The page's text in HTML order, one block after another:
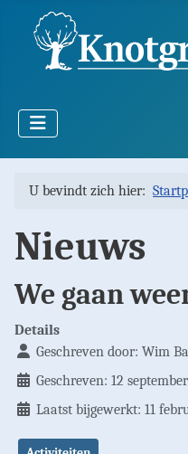
U bevindt zich hier:
Nieuws
We gaan
Details
Geschreven door: Wim
Geschreven: 12
Laatst bijgewerkt: 11